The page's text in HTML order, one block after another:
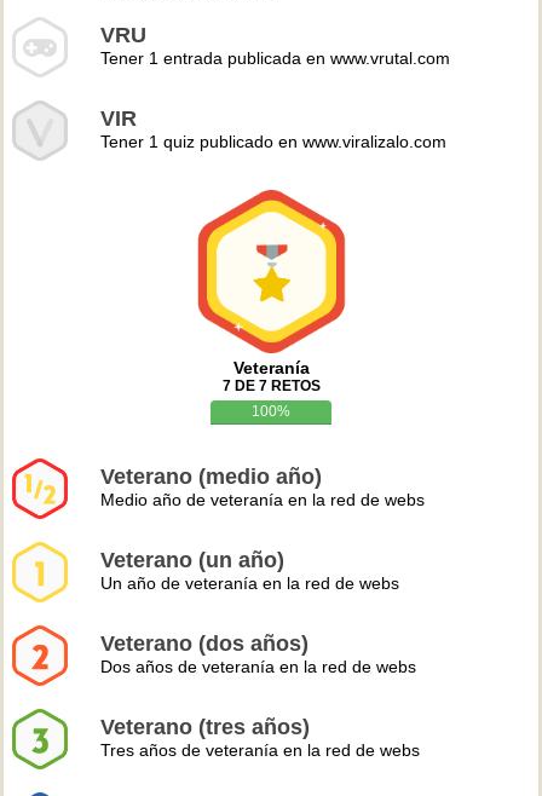
VRU
Tener 1 entrada publicada en www.vrutal.com
VIR
Tener 1 quiz publicado en www.viralizalo.com
Veteranía
7 DE 7 RETOS
100%
Veterano (medio año)
Medio año de veteranía en la red de webs
Veterano (un año)
Un año de veteranía en la red de webs
Veterano (dos años)
Dos años de veteranía en la red de webs
Veterano (tres años)
Tres años de veteranía en la red de webs